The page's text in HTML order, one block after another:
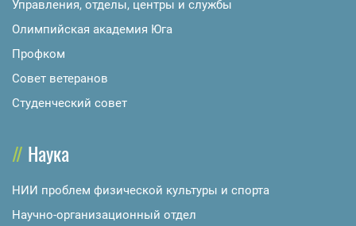
Управления, отделы, центры и службы
Олимпийская академия Юга
Профком
Совет ветеранов
Студенческий совет
Наука
НИИ проблем физической культуры и спорта
Научно-организационный отдел